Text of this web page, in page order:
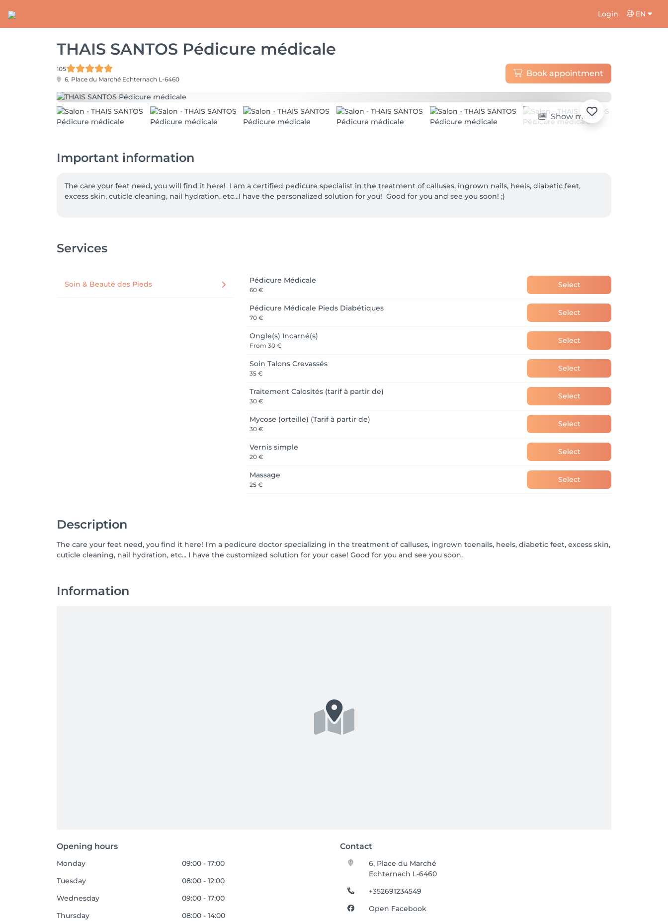
Login EN
THAIS SANTOS Pédicure médicale
105
6, Place du Marché Echternach L-6460
Book appointment
Show more
Important information
The care your feet need, you will find it here!  I am a certified pedicure specialist in the treatment of calluses, ingrown nails, heels, diabetic feet,
excess skin, cuticle cleaning, nail hydration, etc...I have the personalized solution for you!  Good for you and see you soon! ;)
Services
Soin & Beauté des Pieds Pédicure Médicale
60 €
Select
Pédicure Médicale Pieds Diabétiques
70 €
Select
Ongle(s) Incarné(s)
From 30 €
Select
Soin Talons Crevassés
35 €
Select
Traitement Calosités (tarif à partir de)
30 €
Select
Mycose (orteille) (Tarif à partir de)
30 €
Select
Vernis simple
20 €
Select
Massage
25 €
Select
Description
The care your feet need, you find it here! I'm a pedicure doctor specializing in the treatment of calluses, ingrown toenails, heels, diabetic feet, excess skin,
cuticle cleaning, nail hydration, etc... I have the customized solution for your case! Good for you and see you soon.
Information
Opening hours Contact
Monday
09:00 - 17:00
Tuesday
08:00 - 12:00
Wednesday
09:00 - 17:00
Thursday
08:00 - 14:00
6, Place du Marché
Echternach L-6460
+352691234549
Open Facebook